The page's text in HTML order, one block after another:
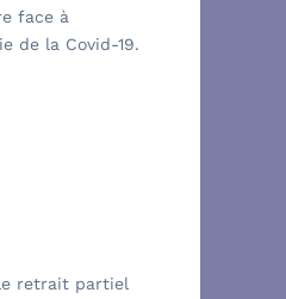
face à
de la Covid-19.
retrait partiel